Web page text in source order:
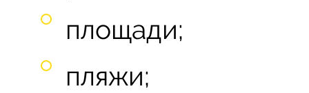
площади;
пляжи;